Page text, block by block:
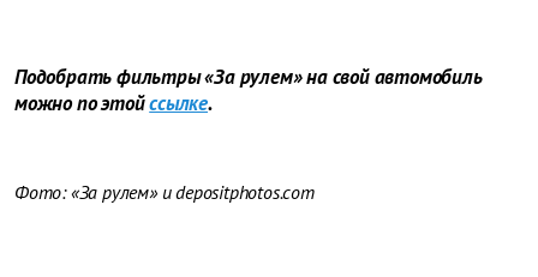
Подобрать фильтры «За рулем» на свой автомобиль
можно по этойссылке.
Фото: «За рулем» и depositphotos.com